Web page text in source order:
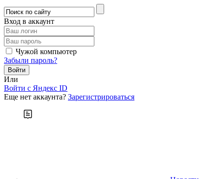
Вход в аккаунт
Чужой компьютер
Забыли пароль?
Или
Войти c Яндекс ID
Еще нет аккаунта? Зарегистрироваться